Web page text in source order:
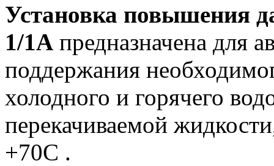
Установка повышения
1/1А предназначена для
поддержания
холодного и горячего
перекачиваемой
+70С .